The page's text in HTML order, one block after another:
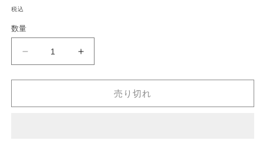
常
格
税込
数量
Kimono
Men’s
Shirts
モ
Kimono
Men’s
Shirts
モ
売り切れ